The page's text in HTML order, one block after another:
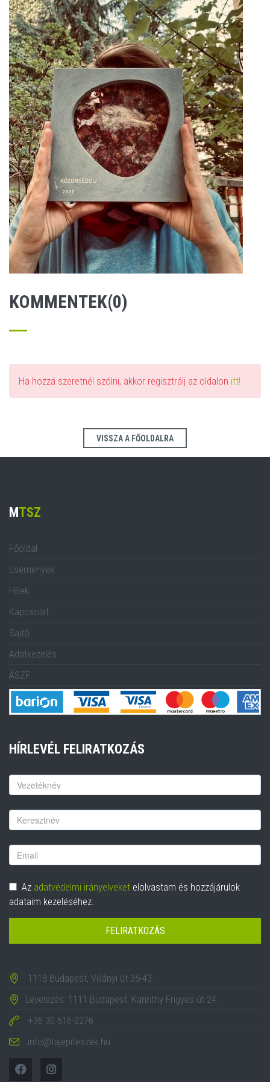
KOMMENTEK(0)
Ha hozzá szeretnél szólni, akkor regisztrálj az oldalon itt!
VISSZA A FŐOLDALRA
MTSZ
Főoldal
Események
Hírek
Kapcsolat
Sajtó
Adatkezelés
ÁSZF
HÍRLEVÉL FELIRATKOZÁS
Keresztnév
Vezetéknév
Email
cím
Adatvédelem
Az adatvédelmi irányelveket elolvastam és hozzájárulok
adataim kezeléséhez.
FELIRATKOZÁS
1118 Budapest, Villányi út 35-43.
Levelezés: 1111 Budapest, Karinthy Frigyes út 24.
+36 30 616-2276
info@tajepiteszek.hu